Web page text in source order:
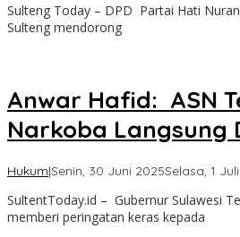
Sulteng Today – DPD Partai Hati
Sulteng mendorong
Anwar Hafid: ASN
Narkoba Langsung
Hukum|Senin, 30 Juni 2025Selasa, 1
SultentToday.id – Gubernur Sulawesi
memberi peringatan keras kepada